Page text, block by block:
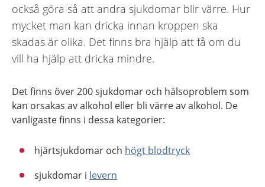
också göra så att andra sjukdomar blir värre. Hur
mycket man kan dricka innan kroppen ska
skadas är olika. Det finns bra hjälp att få om du
vill ha hjälp att dricka mindre.
Det finns över 200 sjukdomar och hälsoproblem som
kan orsakas av alkohol eller bli värre av alkohol. De
vanligaste finns i dessa kategorier:
hjärtsjukdomar och högt blodtryck
sjukdomar i levern